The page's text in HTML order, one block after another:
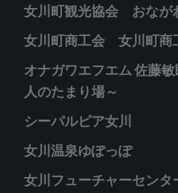
女川町観光協会 おなが
女川町商工会 女川町商
オナガワエフエム 佐藤
人のたまり場～
シーパルピア女川
女川温泉ゆぽっぽ
女川フューチャーセンタ